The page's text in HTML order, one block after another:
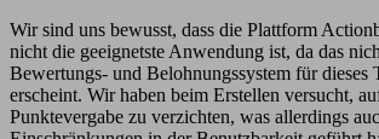
Wir sind uns bewusst, dass die Plattform
nicht die geeignetste Anwendung ist, da das
Bewertungs- und Belohnungssystem für dieses
erscheint. Wir haben beim Erstellen versucht,
Punktevergabe zu verzichten, was allerdings